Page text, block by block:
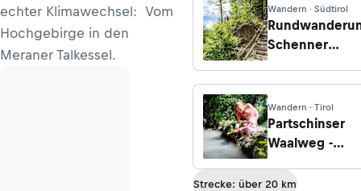
echter Klimawechsel: Vom
Hochgebirge in den
Meraner Talkessel.
Wandern · Südtirol
Schenner
der
Masulschlucht
ins Naiftal
Wandern · Tirol
Partschinser
Waalweg -
Strecke: über 20 km